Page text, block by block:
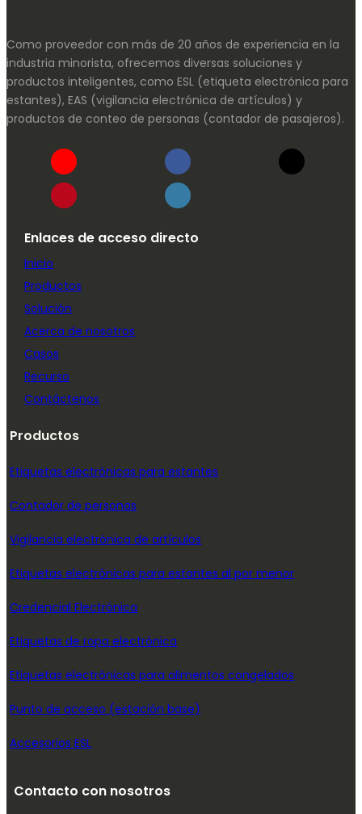
Como proveedor con más de 20 años de experiencia en la
industria minorista, ofrecemos diversas soluciones y
productos inteligentes, como ESL (etiqueta electrónica para
estantes), EAS (vigilancia electrónica de artículos) y
productos de conteo de personas (contador de pasajeros).
Enlaces de acceso directo
Inicio
Productos
Solución
Acerca de nosotros
Casos
Recurso
Contáctenos
Productos
Etiquetas electrónicas para estantes
Contador de personas
Vigilancia electrónica de artículos
Etiquetas electrónicas para estantes al por menor
Credencial Electrónica
Etiquetas de ropa electrónica
Etiquetas electrónicas para alimentos congelados
Punto de acceso (estación base)
Accesorios ESL
Contacto con nosotros